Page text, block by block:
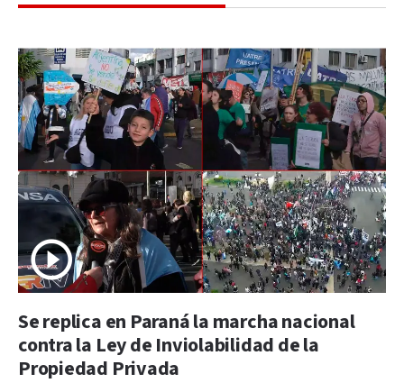
Se replica en Paraná la marcha nacional
contra la Ley de Inviolabilidad de la
Propiedad Privada